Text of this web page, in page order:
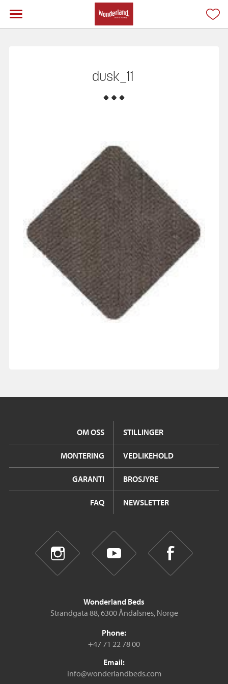
dusk_11
OM OSS STILLINGER
MONTERING VEDLIKEHOLD
GARANTI BROSJYRE
FAQ NEWSLETTER
Wonderland Beds
Strandgata 88, 6300 Åndalsnes, Norge
Phone:
+47 71 22 78 00
Email:
info@wonderlandbeds.com